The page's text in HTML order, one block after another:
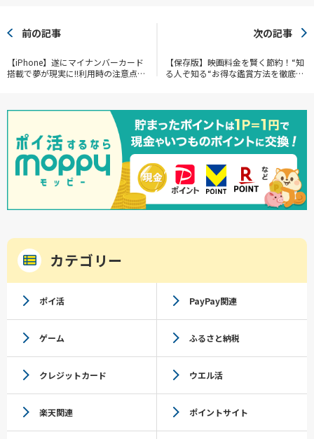
前の記事
【iPhone】遂にマイナンバーカード
搭載で夢が現実に!!利用時の注意点を
次の記事
【保存版】映画料金を賢く節約！“知
る人ぞ知る“お得な鑑賞方法を徹底解
カテゴリー
ポイ活 PayPay関連
ゲーム ふるさと納税
クレジットカード ウエル活
楽天関連 ポイントサイト